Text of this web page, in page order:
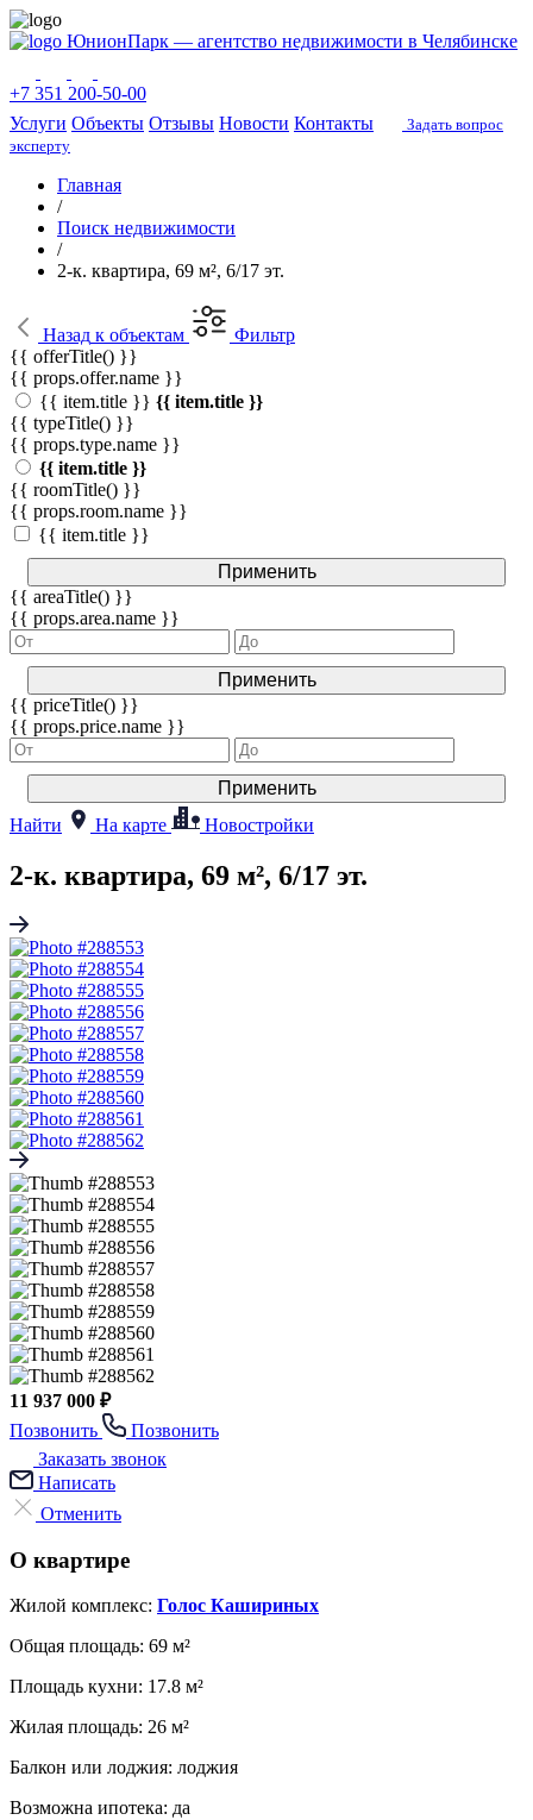
ЮнионПарк — агентство недвижимости в Челябинске
+7 351 200-50-00
Услуги Объекты Отзывы Новости Контакты
Задать вопрос
эксперту
Главная
/
Поиск недвижимости
/
2-к. квартира, 69 м², 6/17 эт.
Назад к объектам
Фильтр
{{ offerTitle() }}
{{ props.offer.name }}
{{ item.title }} {{ item.title }}
{{ typeTitle() }}
{{ props.type.name }}
{{ item.title }}
{{ roomTitle() }}
{{ props.room.name }}
{{ item.title }}
Применить
{{ areaTitle() }}
{{ props.area.name }}
Применить
{{ priceTitle() }}
{{ props.price.name }}
Применить
Найти
На карте Новостройки
2-к. квартира, 69 м², 6/17 эт.
11 937 000 ₽
Позвонить
Позвонить
Заказать звонок
Написать
Отменить
О квартире
Жилой комплекс: Голос Кашириных
Общая площадь: 69 м²
Площадь кухни: 17.8 м²
Жилая площадь: 26 м²
Балкон или лоджия: лоджия
Возможна ипотека: да